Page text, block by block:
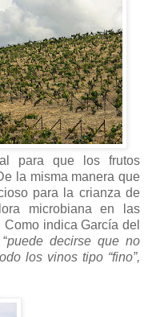
para que los frutos
la misma manera que
para la crianza de
microbiana en las
indica García del
puede decirse que no
los vinos tipo “fino”,